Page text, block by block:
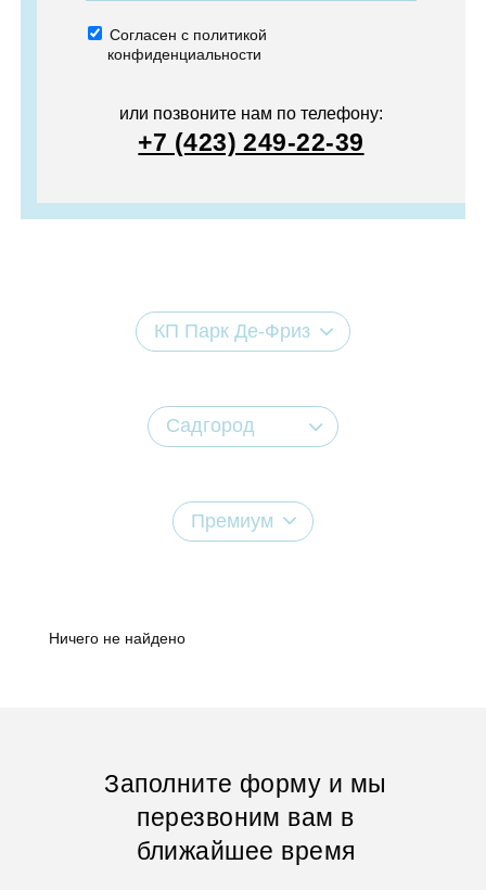
Согласен с политикой
конфиденциальности
или позвоните нам по телефону:
+7 (423) 249-22-39
КП Парк Де-Фриз
Садгород
Премиум
Ничего не найдено
Заполните форму и мы
перезвоним вам в
ближайшее время